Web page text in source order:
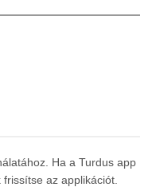
Ha a Turdus app
az applikációt.